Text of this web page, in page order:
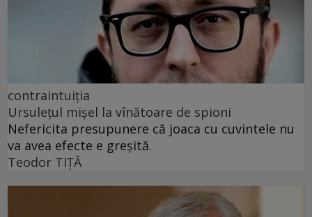
contraintuiția
Ursulețul mișel la vînătoare de spioni
Nefericita presupunere că joaca cu cuvintele nu
va avea efecte e greșită.
Teodor TIŢĂ